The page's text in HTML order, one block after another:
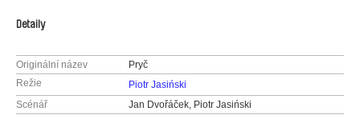
Detaily
Originální název
Pryč
Režie
Piotr Jasiński
Scénář
Jan Dvořáček, Piotr Jasiński